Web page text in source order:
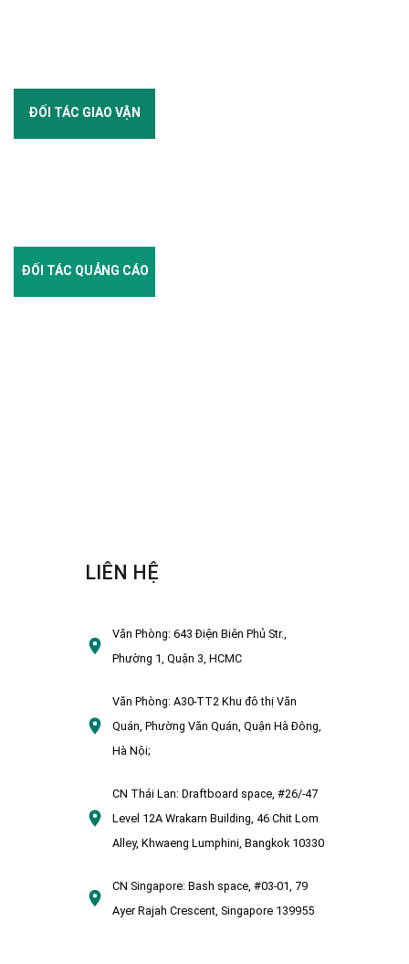
ĐỐI TÁC GIAO VẬN
ĐỐI TÁC QUẢNG CÁO
LIÊN HỆ
Văn Phòng:643 Điện Biên Phủ Str.,
Phường 1, Quận 3, HCMC
Văn Phòng:A30-TT2 Khu đô thị Văn
Quán, Phường Văn Quán, Quận Hà Đông,
Hà Nội;
CN Thái Lan: Draftboard space, #26/-47
Level 12A Wrakarn Building, 46 Chit Lom
Alley, Khwaeng Lumphini, Bangkok 10330
CN Singapore: Bash space, #03-01, 79
Ayer Rajah Crescent, Singapore 139955